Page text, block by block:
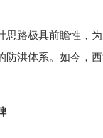
思路极具前瞻性，
防洪体系。如今，